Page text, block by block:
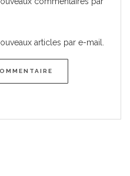
articles par e-mail.